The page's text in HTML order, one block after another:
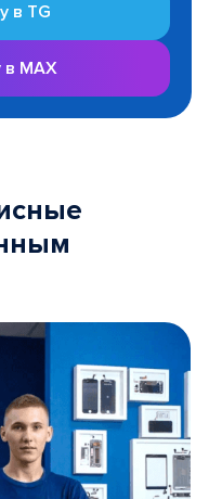
в TG
в MAX